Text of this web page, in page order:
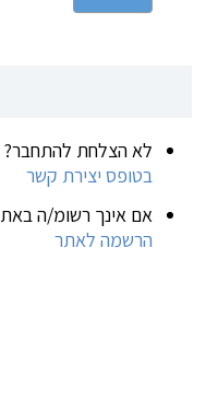
לא הצלחת להתחבר?
בטופס יצירת קשר
אם אינך רשומ/ה
הרשמה לאתר